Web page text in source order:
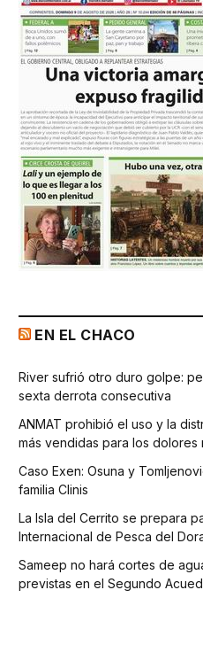
EN EL CHACO
River sufrió otro duro golpe:
sexta derrota consecutiva
ANMAT prohibió el uso y la
más vendidas para los dolores
Caso Exen: Osuna y
familia Clinis
La Isla del Cerrito se prepara
Internacional de Pesca del
Sameep no hará cortes de
previstas en el Segundo